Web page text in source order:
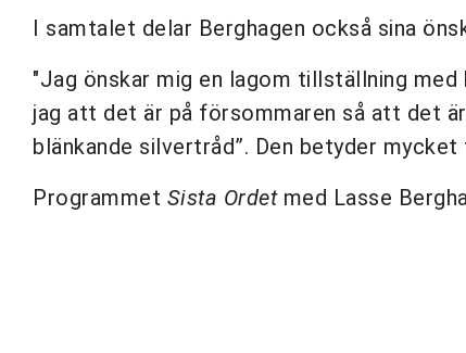
I samtalet delar Berghagen också sina
"Jag önskar mig en lagom tillställning med
jag att det är på försommaren så att det
blänkande silvertråd”. Den betyder mycket
Programmet Sista Ordetmed Lasse